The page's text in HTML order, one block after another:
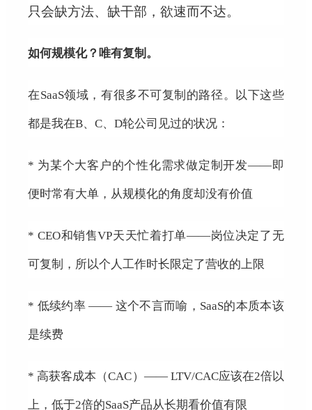
只会缺方法、缺干部，欲速而不达。
如何规模化？唯有复制。
在SaaS领域，有很多不可复制的路径。以下这些
都是我在B、C、D轮公司见过的状况：
* 为某个大客户的个性化需求做定制开发——即
便时常有大单，从规模化的角度却没有价值
* CEO和销售VP天天忙着打单——岗位决定了无
可复制，所以个人工作时长限定了营收的上限
* 低续约率 —— 这个不言而喻，SaaS的本质本该
是续费
* 高获客成本（CAC）—— LTV/CAC应该在2倍以
上，低于2倍的SaaS产品从长期看价值有限